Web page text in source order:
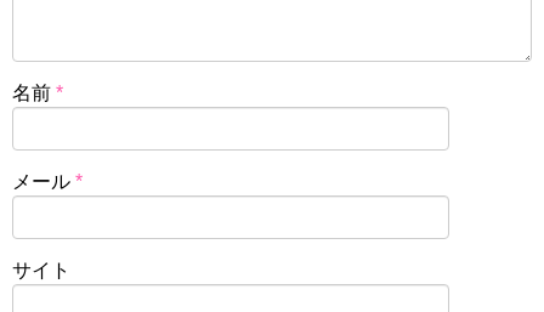
名前 *
メール *
サイト